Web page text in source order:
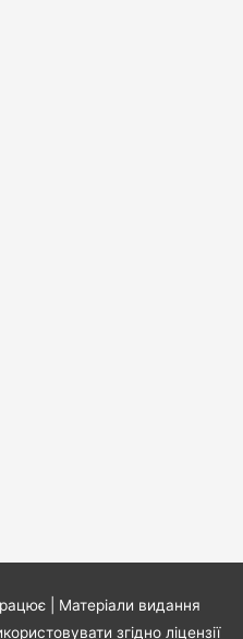
| Матеріали видання
згідно ліцензії